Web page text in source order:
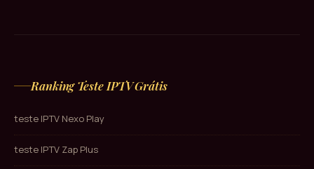
Ranking Teste IPTV Grátis
teste IPTV Nexo Play
teste IPTV Zap Plus